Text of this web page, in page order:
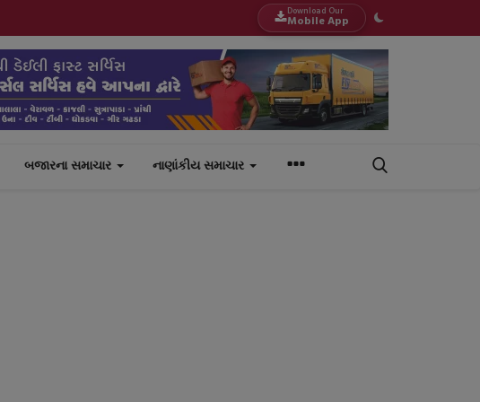
Download Our
Mobile App
બજારના સમાચાર નાણાંકીય સમાચાર